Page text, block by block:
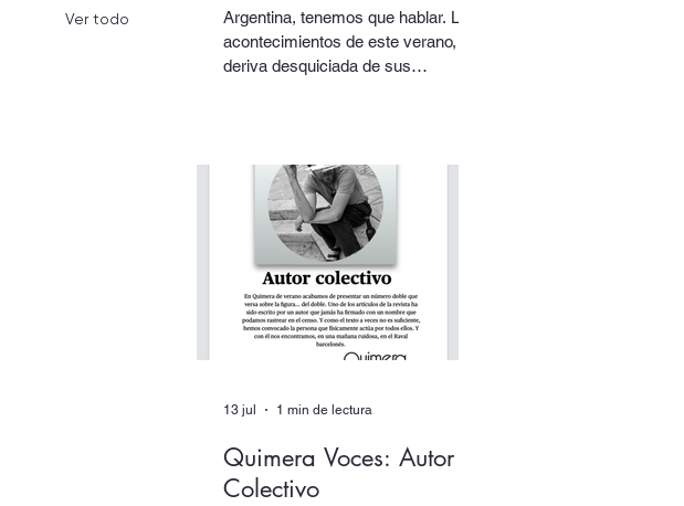
Ver todo
Starc.
Argentina, tenemos que hablar. Los
acontecimientos de este verano, la
deriva desquiciada de sus
pensarla e interpelarla… que es
justamente lo que nos facilita el
argentino Ramón Starc en su
primera novela, Que se vayan todos
(Candaya).
Quimera Voces: Autor
Colectivo
13 jul 1 min de lectura